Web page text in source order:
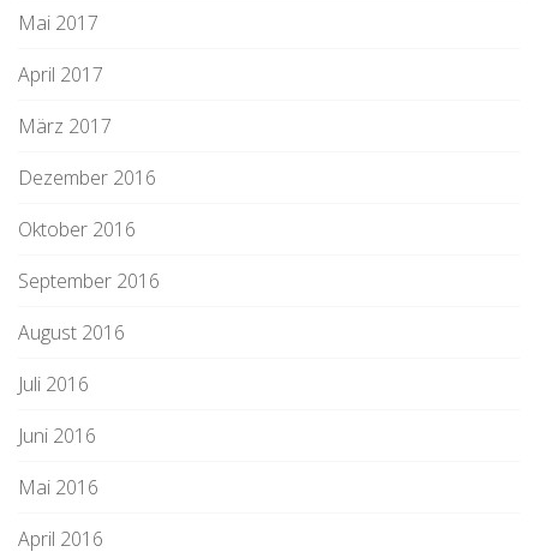
Mai 2017
April 2017
März 2017
Dezember 2016
Oktober 2016
September 2016
August 2016
Juli 2016
Juni 2016
Mai 2016
April 2016